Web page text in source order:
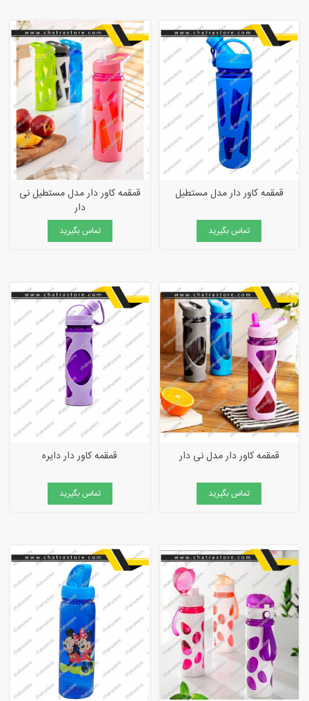
قمقمه کاور دار مدل مستطیل
تماس بگیرید
قمقمه کاور دار مدل مستطیل نی
دار
تماس بگیرید
قمقمه کاور دار مدل نی دار
تماس بگیرید
قمقمه کاور دار دایره
تماس بگیرید